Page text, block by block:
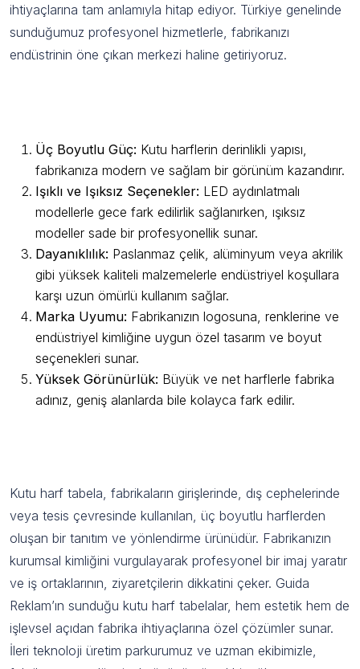
ihtiyaçlarına tam anlamıyla hitap ediyor. Türkiye genelinde
sunduğumuz profesyonel hizmetlerle, fabrikanızı
endüstrinin öne çıkan merkezi haline getiriyoruz.
Üç Boyutlu Güç: Kutu harflerin derinlikli yapısı,
fabrikanıza modern ve sağlam bir görünüm kazandırır.
Işıklı ve Işıksız Seçenekler: LED aydınlatmalı
modellerle gece fark edilirlik sağlanırken, ışıksız
modeller sade bir profesyonellik sunar.
Dayanıklılık: Paslanmaz çelik, alüminyum veya akrilik
gibi yüksek kaliteli malzemelerle endüstriyel koşullara
karşı uzun ömürlü kullanım sağlar.
Marka Uyumu: Fabrikanızın logosuna, renklerine ve
endüstriyel kimliğine uygun özel tasarım ve boyut
seçenekleri sunar.
Yüksek Görünürlük: Büyük ve net harflerle fabrika
adınız, geniş alanlarda bile kolayca fark edilir.
Kutu harf tabela, fabrikaların girişlerinde, dış cephelerinde
veya tesis çevresinde kullanılan, üç boyutlu harflerden
oluşan bir tanıtım ve yönlendirme ürünüdür. Fabrikanızın
kurumsal kimliğini vurgulayarak profesyonel bir imaj yaratır
ve iş ortaklarının, ziyaretçilerin dikkatini çeker. Guida
Reklam’ın sunduğu kutu harf tabelalar, hem estetik hem de
işlevsel açıdan fabrika ihtiyaçlarına özel çözümler sunar.
İleri teknoloji üretim parkurumuz ve uzman ekibimizle,